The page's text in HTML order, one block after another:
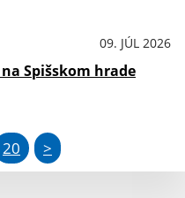
09. JÚL 2026
Spišskom hrade
20 >